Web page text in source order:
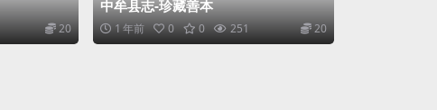
20
中牟县志-珍藏善本
1 年前 0 0 251 20